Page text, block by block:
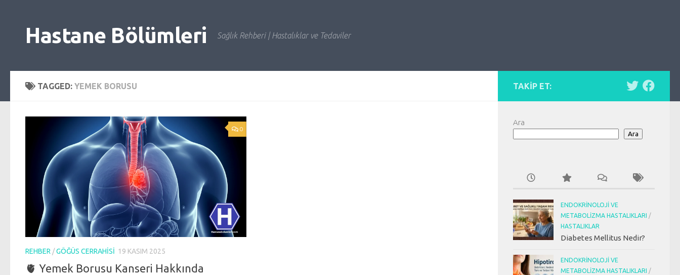
Hastane Bölümleri Sağlık Rehberi | Hastalıklar ve Tedaviler
TAGGED: YEMEK BORUSU
0
REHBER /GÖĞÜS CERRAHISI 19 KASIM 2025
🫀 Yemek Borusu Kanseri Hakkında
TAKIP ET:
Ara
Ara
ENDOKRINOLOJI VE
METABOLIZMA HASTALIKLARI /
HASTALIKLAR
Diabetes Mellitus Nedir?
ENDOKRINOLOJI VE
METABOLIZMA HASTALIKLARI /